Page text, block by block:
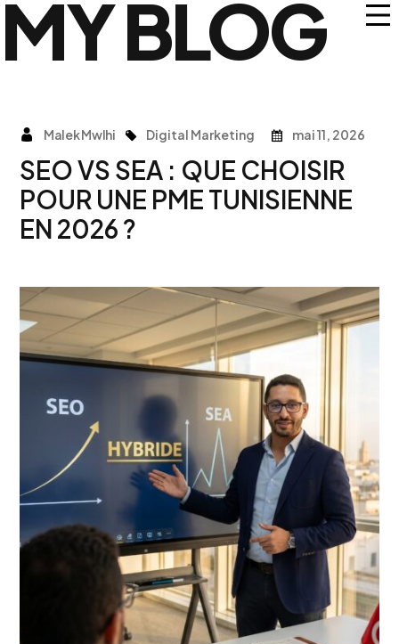
MY BLOG
Malek Mwlhi Digital Marketing mai 11, 2026
SEO VS SEA : QUE CHOISIR
POUR UNE PME TUNISIENNE
EN 2026 ?